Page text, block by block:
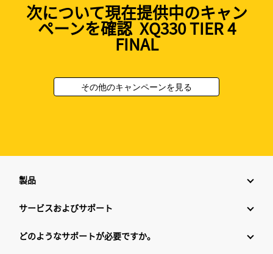
次について現在提供中のキャン
ペーンを確認 XQ330 TIER 4
FINAL
その他のキャンペーンを見る
製品
サービスおよびサポート
どのようなサポートが必要ですか。